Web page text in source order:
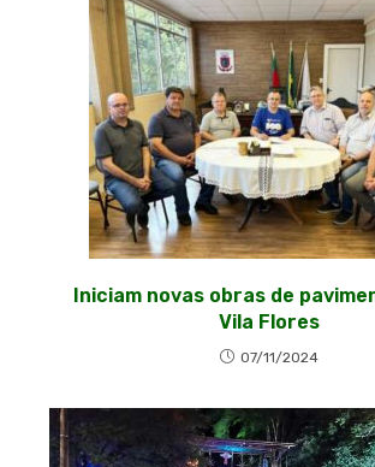
Iniciam novas obras de
Vila Flores
07/11/2024